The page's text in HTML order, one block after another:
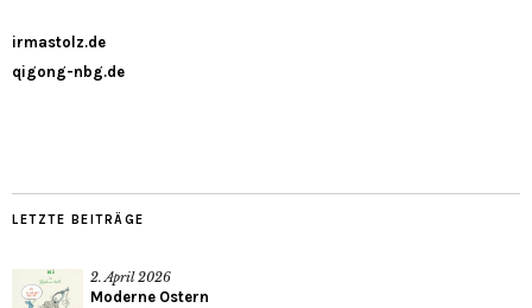
irmastolz.de
qigong-nbg.de
LETZTE BEITRÄGE
2. April 2026
Moderne Ostern